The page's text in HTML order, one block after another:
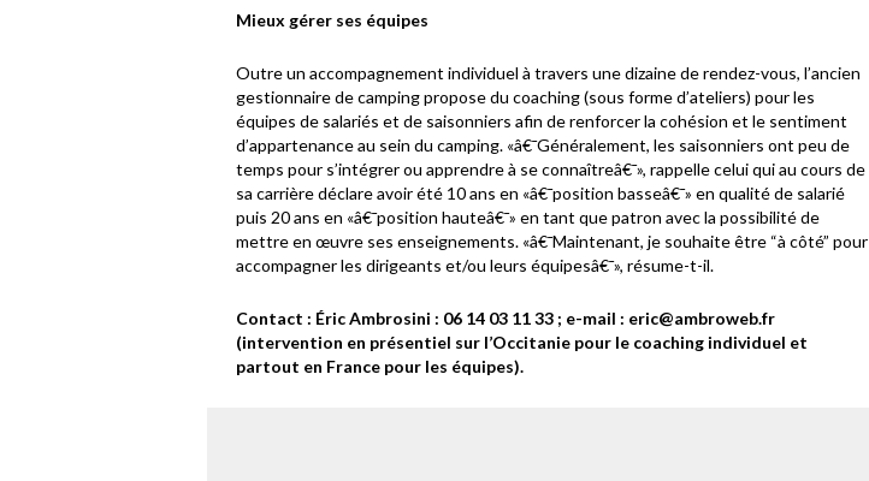
Mieux gérer ses équipes
Outre un accompagnement individuel à travers une dizaine de rendez-vous, l’ancien
gestionnaire de camping propose du coaching (sous forme d’ateliers) pour les
équipes de salariés et de saisonniers afin de renforcer la cohésion et le sentiment
d’appartenance au sein du camping. «â€¯Généralement, les saisonniers ont peu de
temps pour s’intégrer ou apprendre à se connaîtreâ€¯», rappelle celui qui au cours de
sa carrière déclare avoir été 10 ans en «â€¯position basseâ€¯» en qualité de salarié
puis 20 ans en «â€¯position hauteâ€¯» en tant que patron avec la possibilité de
mettre en œuvre ses enseignements. «â€¯Maintenant, je souhaite être “à côté” pour
accompagner les dirigeants et/ou leurs équipesâ€¯», résume-t-il.
Contact : Éric Ambrosini : 06 14 03 11 33 ; e-mail : eric@ambroweb.fr
(intervention en présentiel sur l’Occitanie pour le coaching individuel et
partout en France pour les équipes).